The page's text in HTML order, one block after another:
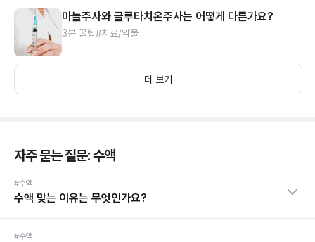
마늘주사와 글루타치온주사는 어떻게 다른가요?
3분 꿀팁#치료/약물
더 보기
자주 묻는 질문: 수액
#수액
수액 맞는 이유는 무엇인가요?
#수액